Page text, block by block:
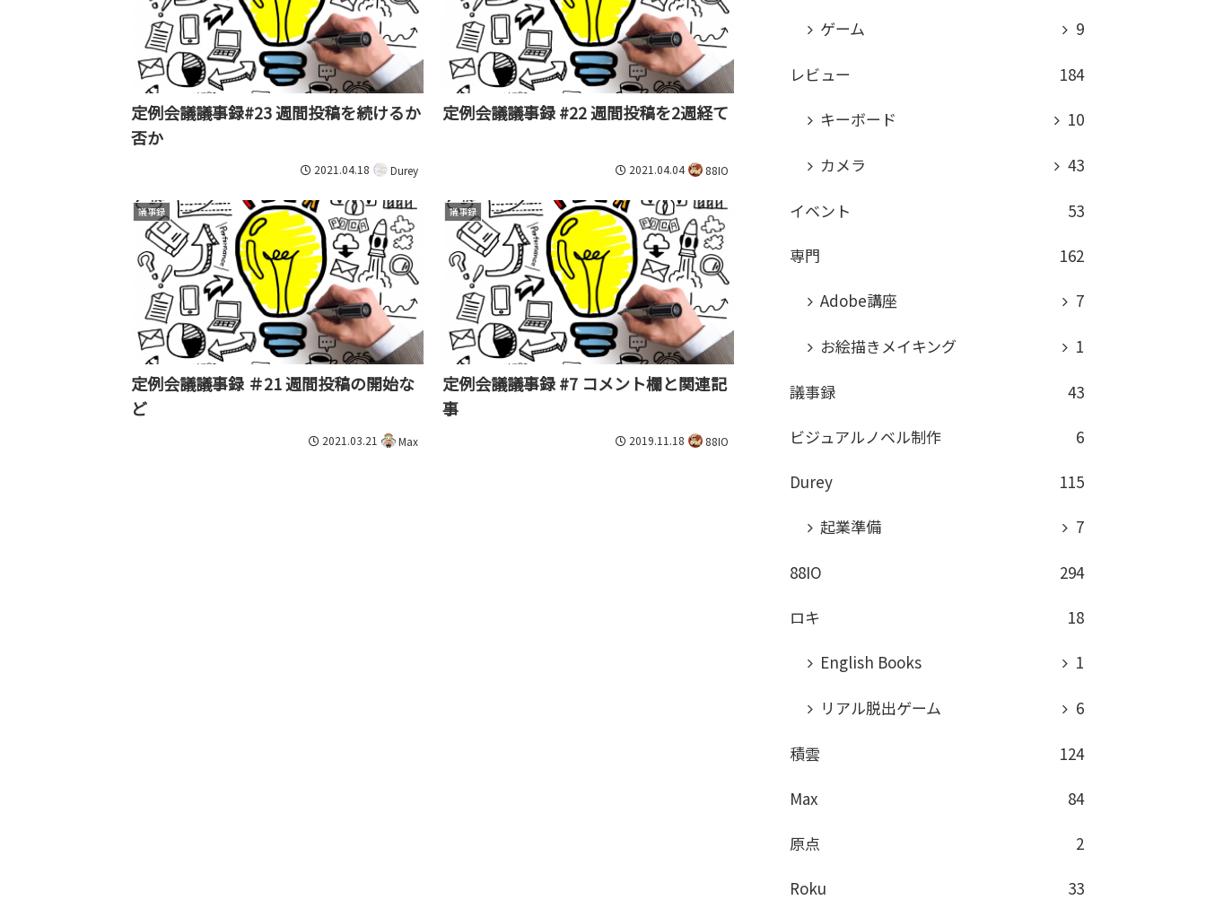
定例会議議事録#23 週間投稿を続けるか
否か
2021.04.18 Durey
定例会議議事録 #22 週間投稿を2週経て
2021.04.04 88IO
議事録
定例会議議事録 ＃21 週間投稿の開始な
ど
2021.03.21 Max
議事録
定例会議議事録 #7 コメント欄と関連記
事
2019.11.18 88IO
ゲーム
9
レビュー
184
キーボード
10
カメラ 43
イベント
53
専門
162
Adobe講座
7
お絵描きメイキング 1
議事録
43
ビジュアルノベル制作
6
Durey
115
起業準備
7
88IO
294
ロキ
18
English Books
1
リアル脱出ゲーム 6
積雲
124
Max
84
原点
2
Roku
33